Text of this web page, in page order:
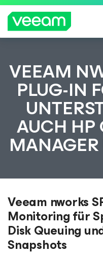
Hinweise von Veeam
Update von
MEH
ERFA
HRE
N
VEEAM
PLUG-IN
AUCH HP
Veeam nworks
Monitoring für
Disk Queuing
Snapshots